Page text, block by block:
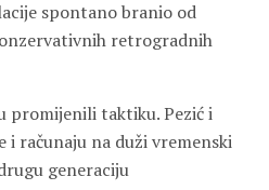
spontano branio od
retrogradnih
promijenili taktiku. Pezić i
i računaju na duži vremenski
generaciju